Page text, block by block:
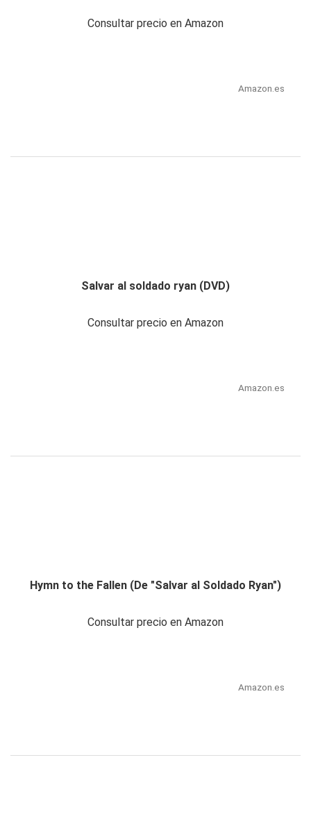
Consultar precio en Amazon
Amazon.es
Salvar al soldado ryan (DVD)
Consultar precio en Amazon
Amazon.es
Hymn to the Fallen (De "Salvar al Soldado Ryan")
Consultar precio en Amazon
Amazon.es